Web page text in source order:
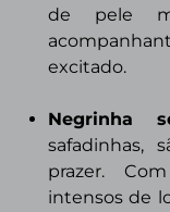
de pele
excitado.
Negrinha
safadinhas,
prazer.
intensos de